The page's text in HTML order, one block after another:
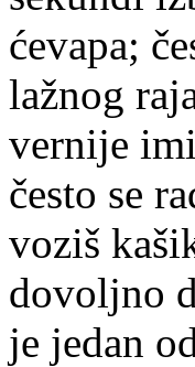
ćevapa;
lažnog
vernije
često se
voziš
dovoljno
je jedan